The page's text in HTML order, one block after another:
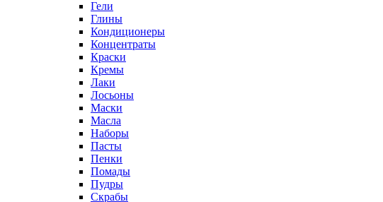
Гели
Глины
Кондиционеры
Концентраты
Краски
Кремы
Лаки
Лосьоны
Маски
Масла
Наборы
Пасты
Пенки
Помады
Пудры
Скрабы